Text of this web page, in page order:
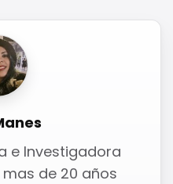
e Investigadora
de 20 años